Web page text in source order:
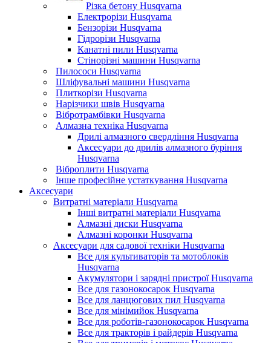
Різка бетону Husqvarna
Електрорізи Husqvarna
Бензорізи Husqvarna
Гідрорізи Husqvarna
Канатні пили Husqvarna
Стінорізні машини Husqvarna
Пилососи Husqvarna
Шліфувальні машини Husqvarna
Плиткорізи Husqvarna
Нарізчики швів Husqvarna
Вібротрамбівки Husqvarna
Алмазна техніка Husqvarna
Дрилі алмазного свердління Husqvarna
Аксесуари до дрилів алмазного буріння
Husqvarna
Віброплити Husqvarna
Інше професійне устаткування Husqvarna
Аксесуари
Витратні матеріали Husqvarna
Інші витратні матеріали Husqvarna
Алмазні диски Husqvarna
Алмазні коронки Husqvarna
Аксесуари для садової техніки Husqvarna
Все для культиваторів та мотоблоків
Husqvarna
Акумулятори і зарядні пристрої Husqvarna
Все для газонокосарок Husqvarna
Все для ланцюгових пил Husqvarna
Все для мінімийок Husqvarna
Все для роботів-газонокосарок Husqvarna
Все для тракторів і райдерів Husqvarna